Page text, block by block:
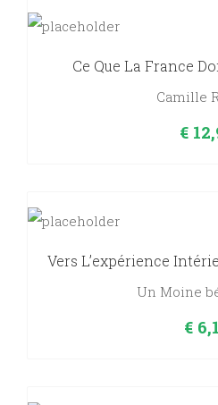
Ce Que La France
Camille
€
Vers L’expérience
Un Moine
€